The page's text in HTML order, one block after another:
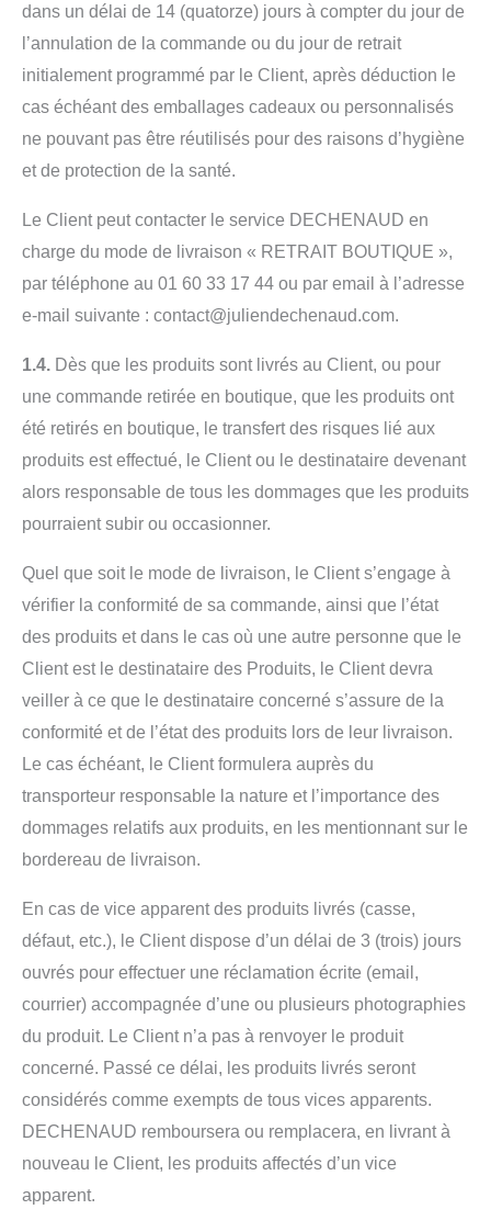
dans un délai de 14 (quatorze) jours à compter du jour de
l’annulation de la commande ou du jour de retrait
initialement programmé par le Client, après déduction le
cas échéant des emballages cadeaux ou personnalisés
ne pouvant pas être réutilisés pour des raisons d’hygiène
et de protection de la santé.
Le Client peut contacter le service DECHENAUD en
charge du mode de livraison « RETRAIT BOUTIQUE »,
par téléphone au 01 60 33 17 44 ou par email à l’adresse
e-mail suivante : contact@juliendechenaud.com.
1.4. Dès que les produits sont livrés au Client, ou pour
une commande retirée en boutique, que les produits ont
été retirés en boutique, le transfert des risques lié aux
produits est effectué, le Client ou le destinataire devenant
alors responsable de tous les dommages que les produits
pourraient subir ou occasionner.
Quel que soit le mode de livraison, le Client s’engage à
vérifier la conformité de sa commande, ainsi que l’état
des produits et dans le cas où une autre personne que le
Client est le destinataire des Produits, le Client devra
veiller à ce que le destinataire concerné s’assure de la
conformité et de l’état des produits lors de leur livraison.
Le cas échéant, le Client formulera auprès du
transporteur responsable la nature et l’importance des
dommages relatifs aux produits, en les mentionnant sur le
bordereau de livraison.
En cas de vice apparent des produits livrés (casse,
défaut, etc.), le Client dispose d’un délai de 3 (trois) jours
ouvrés pour effectuer une réclamation écrite (email,
courrier) accompagnée d’une ou plusieurs photographies
du produit. Le Client n’a pas à renvoyer le produit
concerné. Passé ce délai, les produits livrés seront
considérés comme exempts de tous vices apparents.
DECHENAUD remboursera ou remplacera, en livrant à
nouveau le Client, les produits affectés d’un vice
apparent.